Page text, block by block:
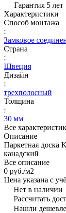
Гарантия 5 лет
Характеристики
Способ монтажа
:
Замковое
Страна
:
Швеция
Дизайн
:
трехполосный
Толщина
:
30 мм
Все
Описание
Паркетная доска
канадский
Все описание
0 руб./м2
Цена указана с
Нет в наличии
Рассчитать
Нашли